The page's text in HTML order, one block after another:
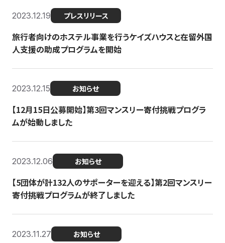
2023.12.19 プレスリリース
旅行者向けのホステル事業を行うケイズハウスと在留外国
人支援の助成プログラムを開始
2023.12.15 お知らせ
【12月15日公募開始】第3回マンスリー寄付挑戦プログラ
ムが始動しました
2023.12.06 お知らせ
【5団体が計132人のサポーターを迎える】第2回マンスリー
寄付挑戦プログラムが終了しました
2023.11.27 お知らせ